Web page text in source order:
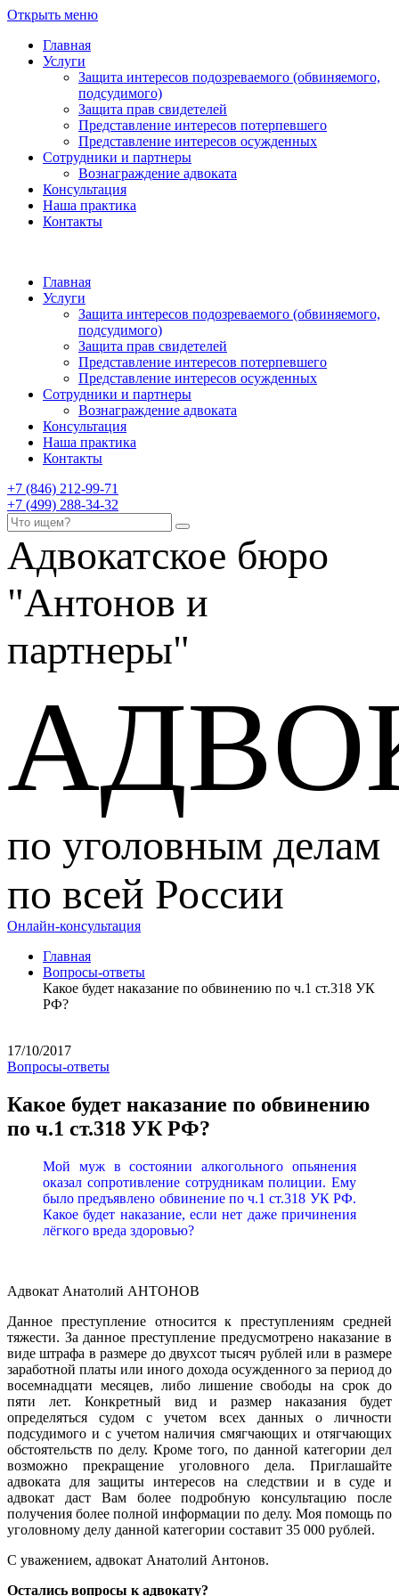
Открыть меню
Главная
Услуги
Защита интересов подозреваемого (обвиняемого,
подсудимого)
Защита прав свидетелей
Представление интересов потерпевшего
Представление интересов осужденных
Сотрудники и партнеры
Вознаграждение адвоката
Консультация
Наша практика
Контакты
Главная
Услуги
Защита интересов подозреваемого (обвиняемого,
подсудимого)
Защита прав свидетелей
Представление интересов потерпевшего
Представление интересов осужденных
Сотрудники и партнеры
Вознаграждение адвоката
Консультация
Наша практика
Контакты
+7 (846) 212-99-71
+7 (499) 288-34-32
Адвокатское бюро
"Антонов и
партнеры"
по уголовным делам
по всей России
Онлайн-консультация
Главная
Вопросы-ответы
Какое будет наказание по обвинению по ч.1 ст.318 УК
РФ?
17/10/2017
Вопросы-ответы
Какое будет наказание по обвинению
по ч.1 ст.318 УК РФ?
Мой муж в состоянии алкогольного опьянения
оказал сопротивление сотрудникам полиции. Ему
было предъявлено обвинение по ч.1 ст.318 УК РФ.
Какое будет наказание, если нет даже причинения
лёгкого вреда здоровью?
Адвокат Анатолий АНТОНОВ
Данное преступление относится к преступлениям средней
тяжести. За данное преступление предусмотрено наказание в
виде штрафа в размере до двухсот тысяч рублей или в размере
заработной платы или иного дохода осужденного за период до
восемнадцати месяцев, либо лишение свободы на срок до
пяти лет. Конкретный вид и размер наказания будет
определяться судом с учетом всех данных о личности
подсудимого и с учетом наличия смягчающих и отягчающих
обстоятельств по делу. Кроме того, по данной категории дел
возможно прекращение уголовного дела. Приглашайте
адвоката для защиты интересов на следствии и в суде и
адвокат даст Вам более подробную консультацию после
получения более полной информации по делу. Моя помощь по
уголовному делу данной категории составит 35 000 рублей.
С уважением, адвокат Анатолий Антонов.
Остались вопросы к адвокату?